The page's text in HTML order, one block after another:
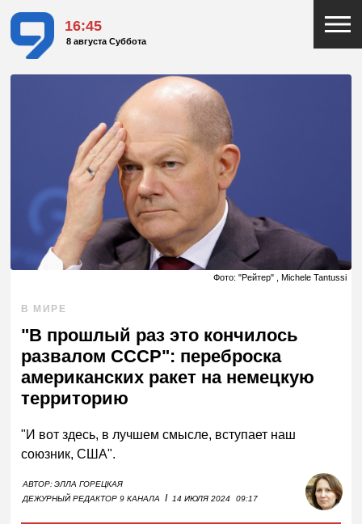
16:45
8 августа Суббота
Фото: "Рейтер" , Michele Tantussi
В МИРЕ
"В прошлый раз это кончилось
развалом СССР": переброска
американских ракет на немецкую
территорию
"И вот здесь, в лучшем смысле, вступает наш
союзник, США".
АВТОР:ЭЛЛА ГОРЕЦКАЯ
ДЕЖУРНЫЙ РЕДАКТОР 9 КАНАЛА
I 14 ИЮЛЯ 2024 09:17